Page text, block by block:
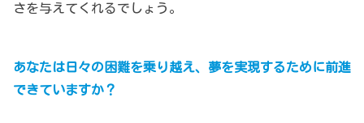
さを与えてくれるでしょう。
あなたは日々の困難を乗り越え、夢を実現するために前進
できていますか？